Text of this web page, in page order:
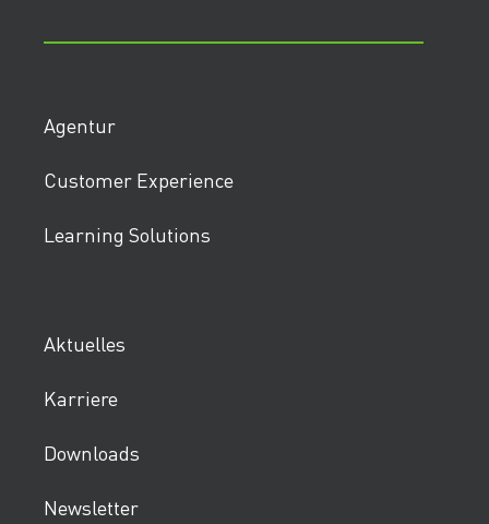
Agentur
Customer Experience
Learning Solutions
Aktuelles
Karriere
Downloads
Newsletter